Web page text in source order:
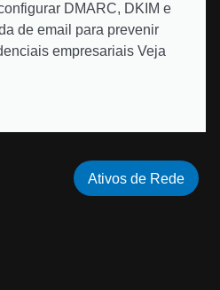
DMARC, DKIM e
de email para prevenir
empresariais Veja
Ativos de Rede